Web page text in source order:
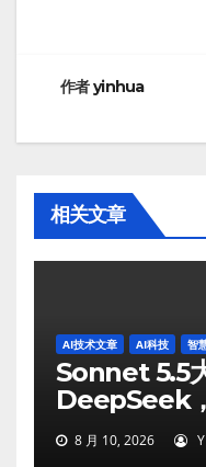
作者yinhua
相关文章
AI技术文章 AI科技 智
Sonnet 5.5
DeepSeek
8 月 10, 2026